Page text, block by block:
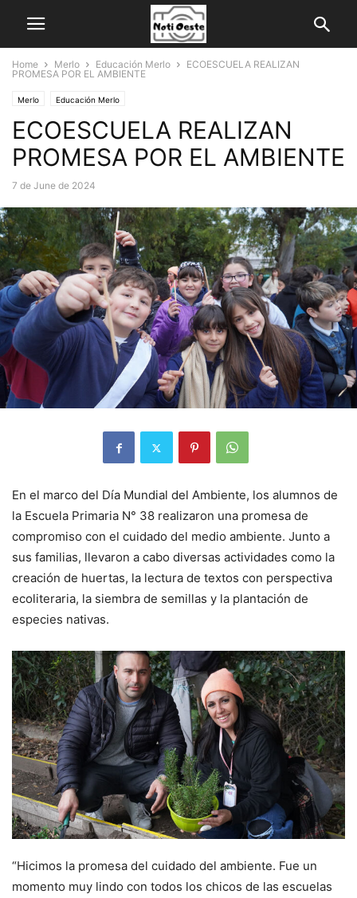
Home Merlo Educación Merlo
ECOESCUELA REALIZAN
PROMESA POR EL AMBIENTE
Merlo Educación Merlo
ECOESCUELA REALIZAN
PROMESA POR EL AMBIENTE
7 de June de 2024
En el marco del Día Mundial del Ambiente, los alumnos de
la Escuela Primaria N° 38 realizaron una promesa de
compromiso con el cuidado del medio ambiente. Junto a
sus familias, llevaron a cabo diversas actividades como la
creación de huertas, la lectura de textos con perspectiva
ecoliteraria, la siembra de semillas y la plantación de
especies nativas.
“Hicimos la promesa del cuidado del ambiente. Fue un
momento muy lindo con todos los chicos de las escuelas